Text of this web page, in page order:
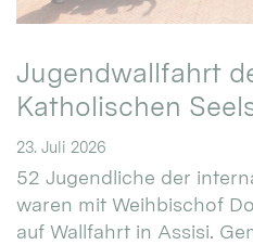
Jugendwallfahrt
Katholischen
23. Juli 2026
52 Jugendliche der
waren mit Weihbischof
auf Wallfahrt in Assisi.